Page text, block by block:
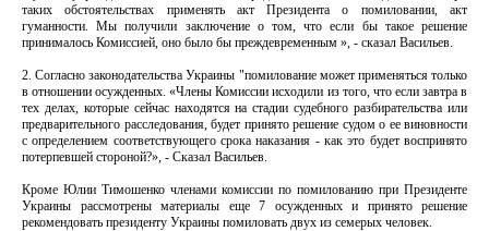
таких обстоятельствах применять акт Президента о помиловании, акт
гуманности. Мы получили заключение о том, что если бы такое решение
принималось Комиссией, оно было бы преждевременным », - сказал Васильев.
2. Согласно законодательства Украины "помилование может применяться только
в отношении осужденных. «Члены Комиссии исходили из того, что если завтра в
тех делах, которые сейчас находятся на стадии судебного разбирательства или
предварительного расследования, будет принято решение судом о ее виновности
с определением соответствующего срока наказания - как это будет воспринято
потерпевшей стороной?», - Сказал Васильев.
Кроме Юлии Тимошенко членами комиссии по помилованию при Президенте
Украины рассмотрены материалы еще 7 осужденных и принято решение
рекомендовать президенту Украины помиловать двух из семерых человек.